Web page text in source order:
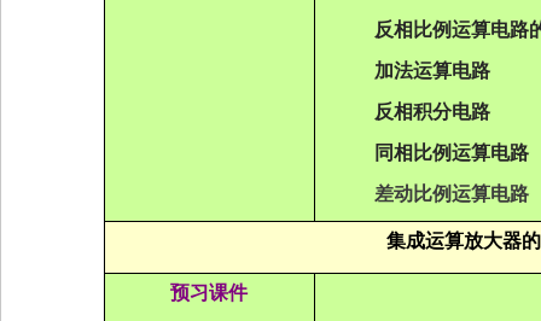
反相比例运算电路
加法运算电路
反相积分电路
同相比例运算电路
差动比例运算电路
集成运算放大器的
预习课件